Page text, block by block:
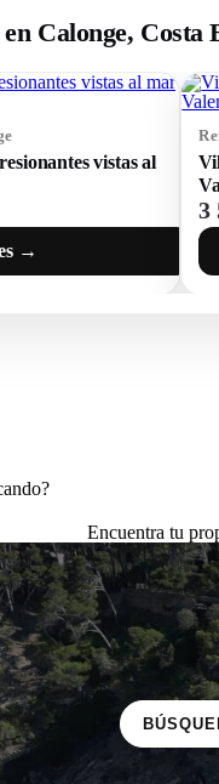
Calonge, Costa
vistas al
→
3
Encuentra tu